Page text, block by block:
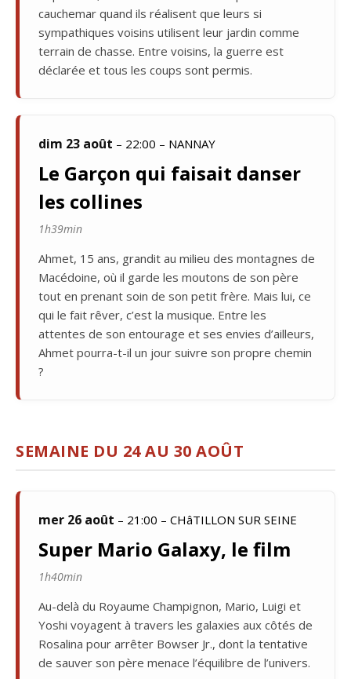
cauchemar quand ils réalisent que leurs si
sympathiques voisins utilisent leur jardin comme
terrain de chasse. Entre voisins, la guerre est
déclarée et tous les coups sont permis.
dim 23 août – 22:00 – NANNAY
Le Garçon qui faisait danser
les collines
1h39min
Ahmet, 15 ans, grandit au milieu des montagnes de
Macédoine, où il garde les moutons de son père
tout en prenant soin de son petit frère. Mais lui, ce
qui le fait rêver, c’est la musique. Entre les
attentes de son entourage et ses envies d’ailleurs,
Ahmet pourra-t-il un jour suivre son propre chemin
?
SEMAINE DU 24 AU 30 AOÛT
mer 26 août – 21:00 – CHâTILLON SUR SEINE
Super Mario Galaxy, le film
1h40min
Au-delà du Royaume Champignon, Mario, Luigi et
Yoshi voyagent à travers les galaxies aux côtés de
Rosalina pour arrêter Bowser Jr., dont la tentative
de sauver son père menace l’équilibre de l’univers.